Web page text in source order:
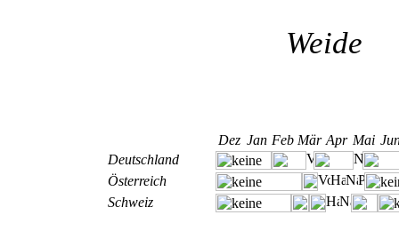
Weide
Dez Jan Feb Mär Apr Mai
Deutschland
Österreich
Schweiz